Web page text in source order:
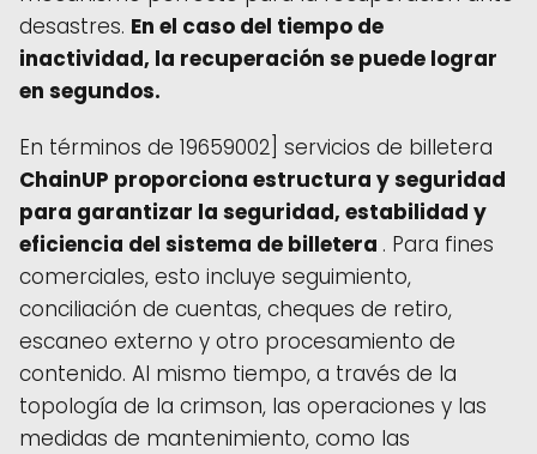
desastres. En el caso del tiempo de
inactividad, la recuperación se puede lograr
en segundos.
En términos de 19659002] servicios de billetera
ChainUP proporciona estructura y seguridad
para garantizar la seguridad, estabilidad y
eficiencia del sistema de billetera . Para fines
comerciales, esto incluye seguimiento,
conciliación de cuentas, cheques de retiro,
escaneo externo y otro procesamiento de
contenido. Al mismo tiempo, a través de la
topología de la crimson, las operaciones y las
medidas de mantenimiento, como las